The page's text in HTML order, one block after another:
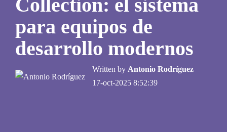
Collection: el sistema
para equipos de
desarrollo modernos
Written by Antonio Rodríguez
17-oct-2025 8:52:39